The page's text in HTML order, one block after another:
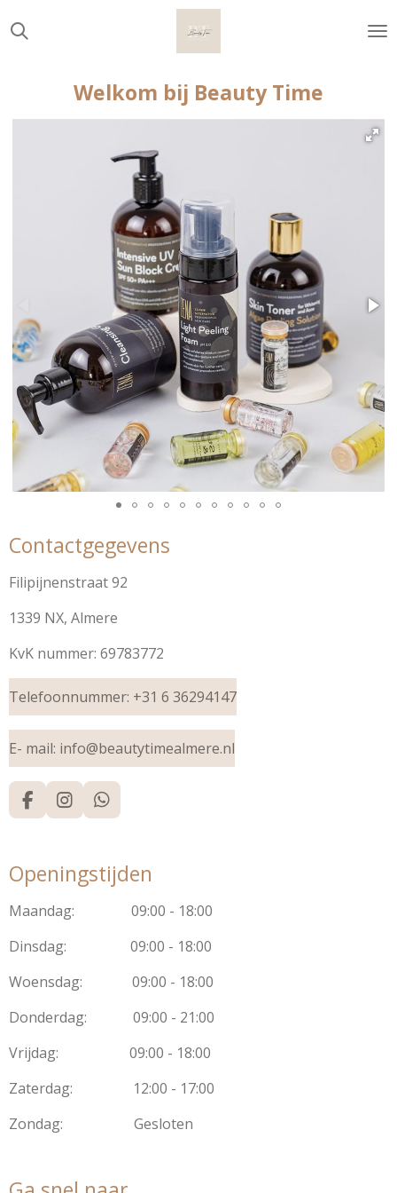
direct
hoofdinhoudWelkom bij Beauty Time
Contactgegevens
Filipijnenstraat 92
1339 NX, Almere
KvK nummer: 69783772
Telefoonnummer: +31 6 36294147
E- mail: info@beautytimealmere.nl
F
a
b
o
o
I
n
a
r
a
m
W
h
s
Openingstijden
Maandag: 09:00 - 18:00
Dinsdag: 09:00 - 18:00
Woensdag: 09:00 - 18:00
Donderdag: 09:00 - 21:00
Vrijdag: 09:00 - 18:00
Zaterdag: 12:00 - 17:00
Zondag: Gesloten